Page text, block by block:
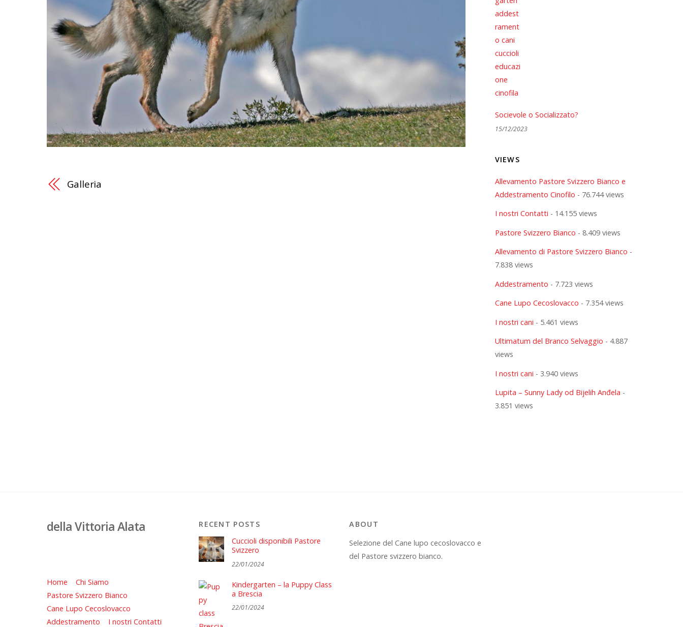
Galleria
Socievole o Socializzato?
15/12/2023
VIEWS
Allevamento Pastore Svizzero Bianco e
Addestramento Cinofilo - 76.744 views
I nostri Contatti - 14.155 views
Pastore Svizzero Bianco - 8.409 views
Allevamento di Pastore Svizzero Bianco -
7.838 views
Addestramento - 7.723 views
Cane Lupo Cecoslovacco - 7.354 views
I nostri cani - 5.461 views
Ultimatum del Branco Selvaggio - 4.887
views
I nostri cani - 3.940 views
Lupita – Sunny Lady od Bijelih Anđela -
3.851 views
della Vittoria Alata
Home
Chi Siamo
Pastore Svizzero Bianco
Cane Lupo Cecoslovacco
Addestramento
I nostri Contatti
RECENT POSTS
Cuccioli disponibili Pastore
Svizzero
22/01/2024
Kindergarten – la Puppy Class
a Brescia
22/01/2024
ABOUT
Selezione del Cane lupo cecoslovacco e
del Pastore svizzero bianco.